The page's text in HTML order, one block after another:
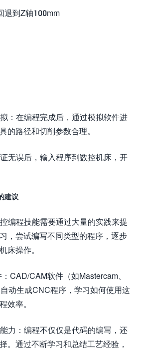
退到Z轴100mm
：在编程完成后，通过模拟软件进
的路径和切削参数合理。
无误后，输入程序到数控机床，开
建议
编程技能需要通过大量的实践来提
，尝试编写不同类型的程序，逐步
床操作。
CAD/CAM软件（如Mastercam、
动生成CNC程序，学习如何使用这
效率。
力：编程不仅仅是代码的编写，还
。通过不断学习和总结工艺经验，